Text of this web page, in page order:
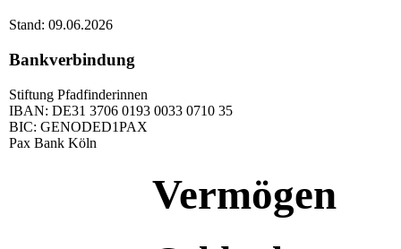
Stand: 09.06.2026
Bankverbindung
Stiftung Pfadfinderinnen
IBAN: DE31 3706 0193 0033 0710 35
BIC: GENODED1PAX
Pax Bank Köln
Vermögen